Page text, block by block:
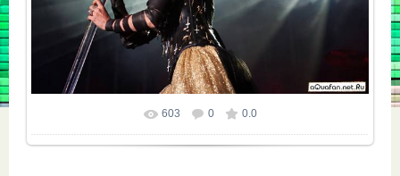
Размер фотографии: 800x532
603 0 0.0